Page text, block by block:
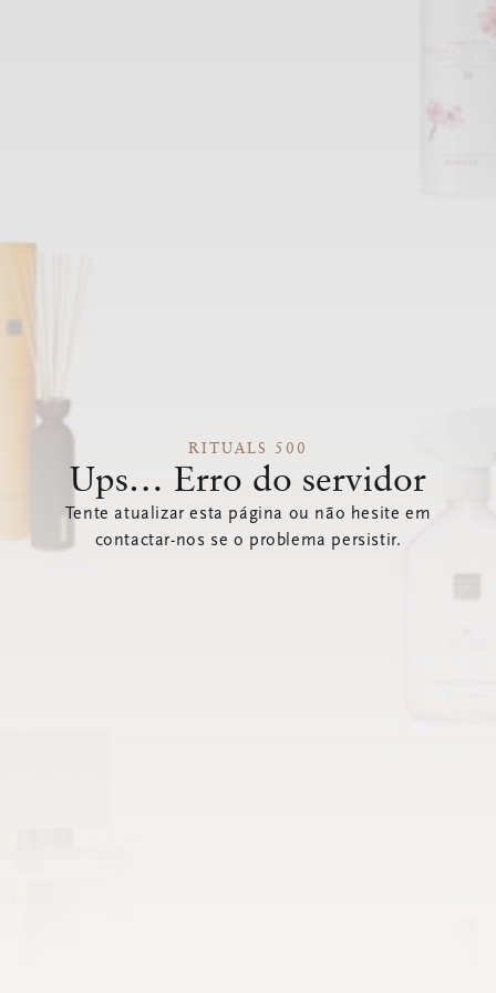
RITUALS 500
Ups… Erro do servidor
Tente atualizar esta página ou não hesite em
contactar-nos se o problema persistir.